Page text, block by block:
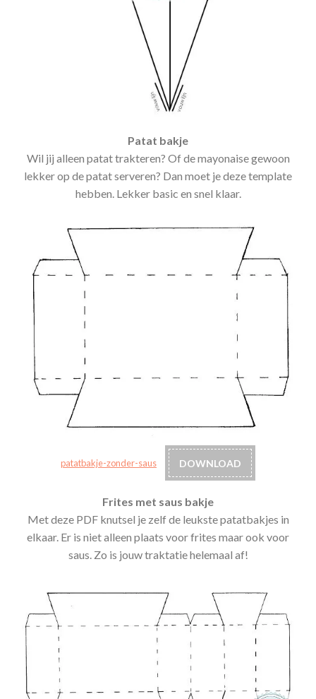
Patat bakje
Wil jij alleen patat trakteren? Of de mayonaise gewoon
lekker op de patat serveren? Dan moet je deze template
hebben. Lekker basic en snel klaar.
patatbakje-zonder-saus DOWNLOAD
Frites met saus bakje
Met deze PDF knutsel je zelf de leukste patatbakjes in
elkaar. Er is niet alleen plaats voor frites maar ook voor
saus. Zo is jouw traktatie helemaal af!